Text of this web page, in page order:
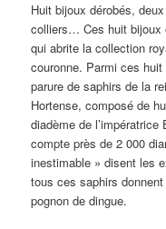
Huit bijoux dérobés,
colliers… Ces huit bijoux
qui abrite la collection
couronne. Parmi ces
parure de saphirs de la
Hortense, composé de
diadème de
compte près de 2 000
inestimable » disent les
tous ces saphirs
pognon de dingue.